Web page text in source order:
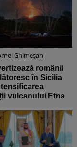
Ghimeșan
românii
în Sicilia
vulcanului Etna